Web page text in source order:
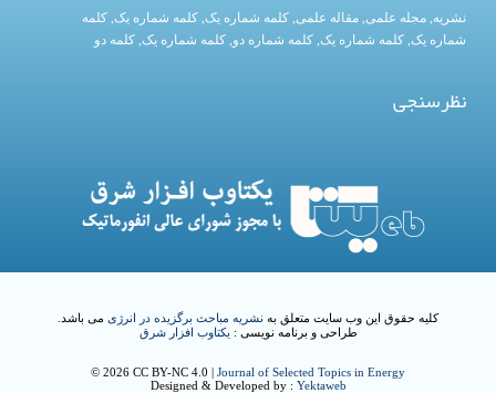
نشریه,مجله علمی,مقاله علمی,کلمه شماره یک, کلمه شماره یک,کلمه
شماره یک,کلمه شماره یک, کلمه شماره دو,کلمه شماره یک,کلمه دو
نظرسنجی
کلیه حقوق این وب سایت متعلق به نشریه مباحث برگزیده در انرژیمی باشد.
طراحی و برنامه نویسی : یکتاوب افزار شرق
© 2026 CC BY-NC 4.0 |Journal of Selected Topics in Energy
Designed & Developed by :Yektaweb